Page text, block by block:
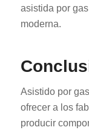
asistida por
moderna.
Asistido por gas
ofrecer a los
producir